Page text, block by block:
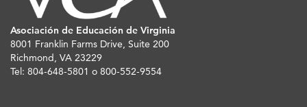
Asociación de Educación de Virginia
8001 Franklin Farms Drive, Suite 200
Richmond, VA 23229
Tel: 804-648-5801 o 800-552-9554